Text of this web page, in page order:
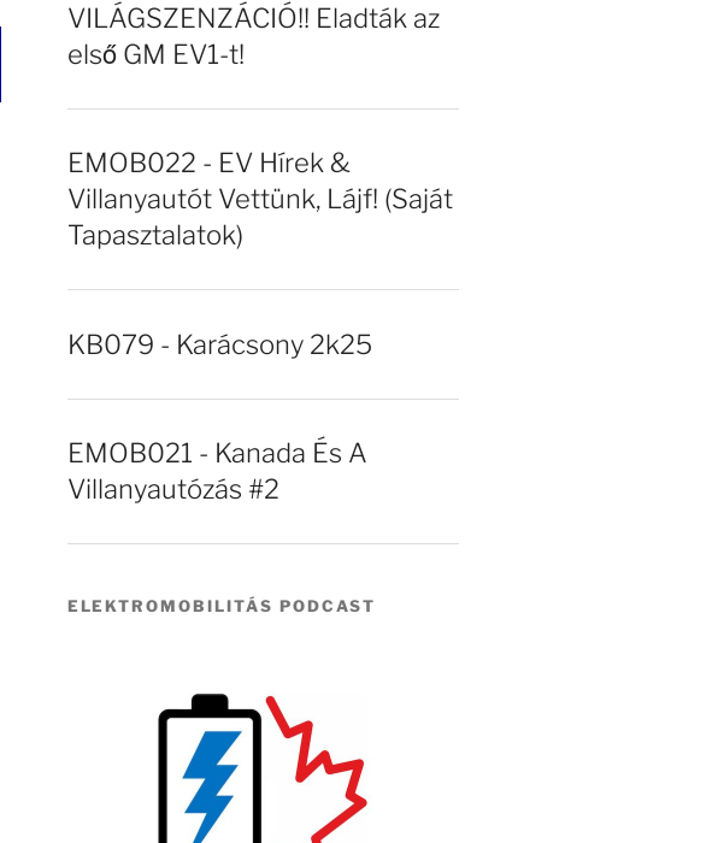
VILÁGSZENZÁCIÓ!! Eladták az
első GM EV1-t!
EMOB022 - EV Hírek &
Villanyautót Vettünk, Lájf! (Saját
Tapasztalatok)
KB079 - Karácsony 2k25
EMOB021 - Kanada És A
Villanyautózás #2
ELEKTROMOBILITÁS PODCAST